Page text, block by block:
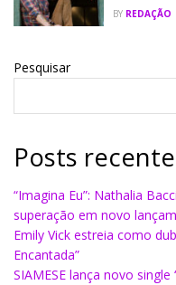
BY REDAÇÃO
Pesquisar
Posts
“Imagina Eu”: Nathalia
superação em novo
Emily Vick estreia como
Encantada”
SIAMESE lança novo single